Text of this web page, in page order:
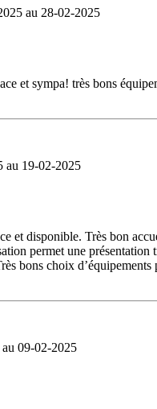
au 28-02-2025
et sympa! très bons
au 19-02-2025
et disponible. Très bon
permet une présentation
bons choix d’équipements
09-02-2025